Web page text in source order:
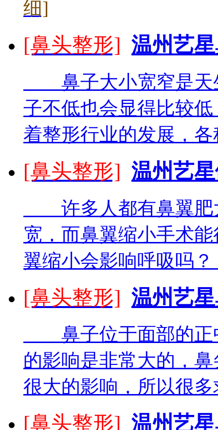
细]
[鼻头整形] 温州艺
鼻子大小宽窄是天
子不低也会显得比较
着整形行业的发展，
[鼻头整形] 温州艺
许多人都有鼻翼肥
宽，而鼻翼缩小手术
翼缩小会影响呼吸
[鼻头整形] 温州艺
鼻子位于面部的正
的影响是非常大的，
很大的影响，所以很
[鼻头整形] 温州艺